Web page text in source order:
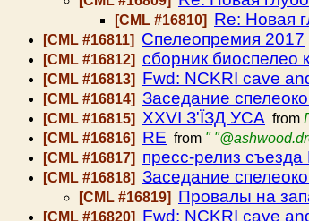
[CML #16810] Re: Новая
[CML #16811] Спелеопремия 2017
[CML #16812] сборник биоспелео
[CML #16813] Fwd: NCKRI cave
[CML #16814] Заседание
[CML #16815] XХVI З'ЇЗД УСА from
[CML #16816] RE from "
[CML #16817] пресс-релиз
[CML #16818] Заседание
[CML #16819] Провалы на
[CML #16820] Fwd: NCKRI cave